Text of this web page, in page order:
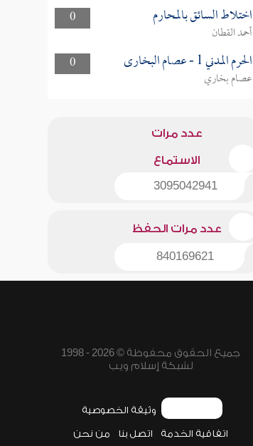
0
اختلاط السائق بالمحارم
أحمد القطان
0
الحرم المدني 1 - عصام البخارى
عصام بخاري
عدد مرات
الاستماع
3095042941
عدد مرات الحفظ
840169621
جميع الحقوق محفوظة © 2026 - 1998
لشبكة إسلام ويب
وثيقة الخصوصية
اتفاقية الخدمة اتصل بنا من نحن